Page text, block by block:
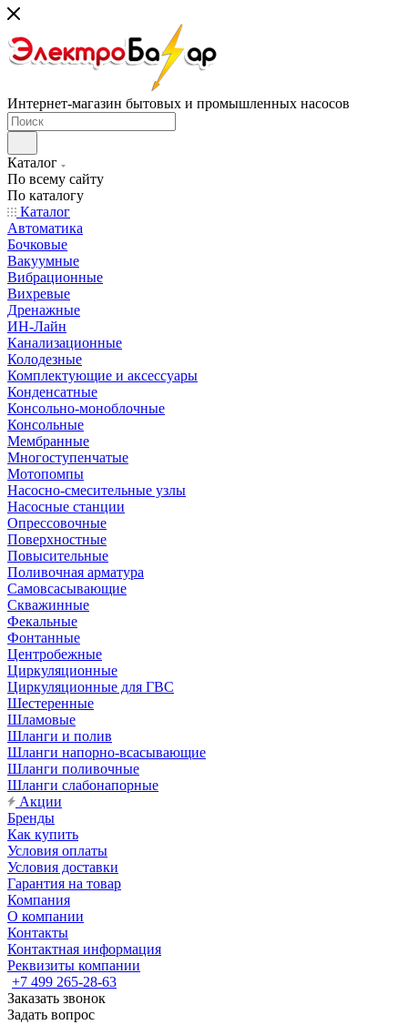
Интернет-магазин бытовых и промышленных насосов
Каталог
По всему сайту
По каталогу
Каталог
Автоматика
Бочковые
Вакуумные
Вибрационные
Вихревые
Дренажные
ИН-Лайн
Канализационные
Колодезные
Комплектующие и аксессуары
Конденсатные
Консольно-моноблочные
Консольные
Мембранные
Многоступенчатые
Мотопомпы
Насосно-смесительные узлы
Насосные станции
Опрессовочные
Поверхностные
Повысительные
Поливочная арматура
Самовсасывающие
Скважинные
Фекальные
Фонтанные
Центробежные
Циркуляционные
Циркуляционные для ГВС
Шестеренные
Шламовые
Шланги и полив
Шланги напорно-всасывающие
Шланги поливочные
Шланги слабонапорные
Акции
Бренды
Как купить
Условия оплаты
Условия доставки
Гарантия на товар
Компания
О компании
Контакты
Контактная информация
Реквизиты компании
+7 499 265-28-63
Заказать звонок
Задать вопрос